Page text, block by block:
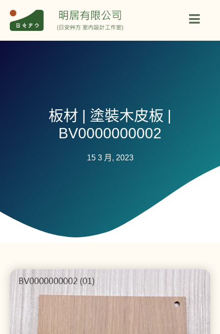
板材 | 塗裝木皮板 |
BV0000000002
15 3 月, 2023